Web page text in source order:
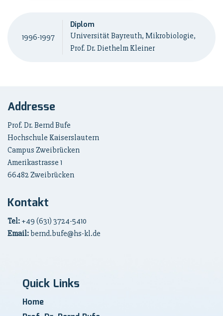
1996-1997
Diplom
Universität Bayreuth, Mikrobiologie,
Prof. Dr. Diethelm Kleiner
Addresse
Prof. Dr. Bernd Bufe
Hochschule Kaiserslautern
Campus Zweibrücken
Amerikastrasse 1
66482 Zweibrücken
Kontakt
Tel: +49 (631) 3724-5410
Email:bernd.bufe@hs-kl.de
Quick Links
Home